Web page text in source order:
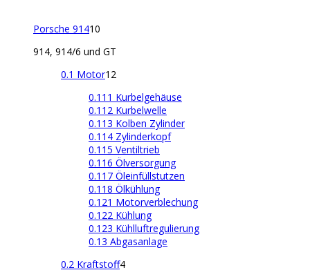
Porsche 91410
914, 914/6 und GT
0.1 Motor12
0.111 Kurbelgehäuse
0.112 Kurbelwelle
0.113 Kolben Zylinder
0.114 Zylinderkopf
0.115 Ventiltrieb
0.116 Ölversorgung
0.117 Öleinfüllstutzen
0.118 Ölkühlung
0.121 Motorverblechung
0.122 Kühlung
0.123 Kühlluftregulierung
0.13 Abgasanlage
0.2 Kraftstoff4